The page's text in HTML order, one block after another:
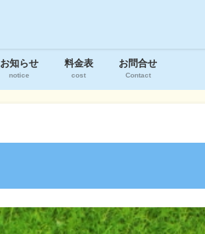
お知らせ
notice
料金表
cost
お問合せ
Contact